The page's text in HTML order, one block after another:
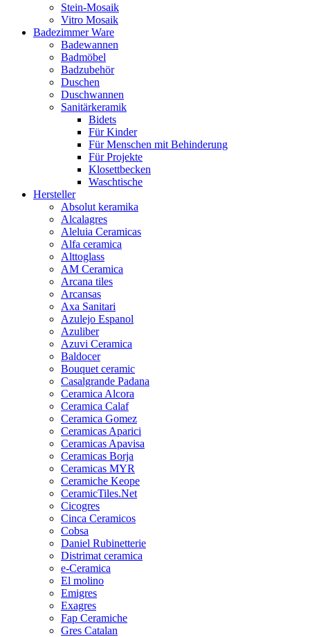
Stein-Mosaik
Vitro Mosaik
Badezimmer Ware
Badewannen
Badmöbel
Badzubehör
Duschen
Duschwannen
Sanitärkeramik
Bidets
Für Kinder
Für Menschen mit Behinderung
Für Projekte
Klosettbecken
Waschtische
Hersteller
Absolut keramika
Alcalagres
Aleluia Ceramicas
Alfa ceramica
Alttoglass
AM Ceramica
Arcana tiles
Arcansas
Axa Sanitari
Azulejo Espanol
Azuliber
Azuvi Ceramica
Baldocer
Bouquet ceramic
Casalgrande Padana
Ceramica Alcora
Ceramica Calaf
Ceramica Gomez
Ceramicas Aparici
Ceramicas Apavisa
Ceramicas Borja
Ceramicas MYR
Ceramiche Keope
CeramicTiles.Net
Cicogres
Cinca Ceramicos
Cobsa
Daniel Rubinetterie
Distrimat ceramica
e-Ceramica
El molino
Emigres
Exagres
Fap Ceramiche
Gres Catalan